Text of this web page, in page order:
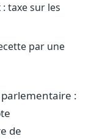
incluse
: taxe sur les
par une
:
de